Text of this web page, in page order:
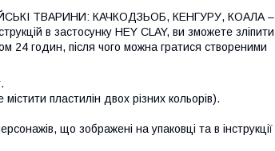
ТВАРИНИ: КАЧКОДЗЬОБ, КЕНГУРУ, КОАЛА –
в застосунку HEY CLAY, ви зможете зліпити
24 годин, після чого можна гратися створеними
пластилін двох різних кольорів).
що зображені на упаковці та в інструкції